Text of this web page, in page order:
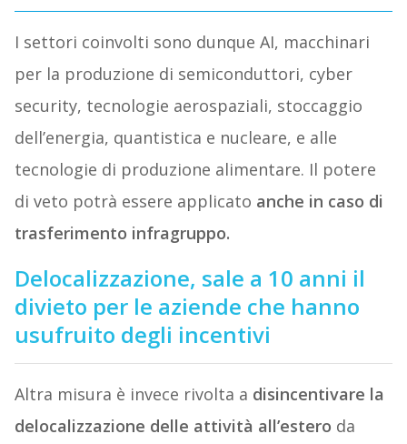
I settori coinvolti sono dunque AI, macchinari
per la produzione di semiconduttori, cyber
security, tecnologie aerospaziali, stoccaggio
dell’energia, quantistica e nucleare, e alle
tecnologie di produzione alimentare. Il potere
di veto potrà essere applicato anche in caso di
trasferimento infragruppo.
Delocalizzazione, sale a 10 anni il
divieto per le aziende che hanno
usufruito degli incentivi
Altra misura è invece rivolta a disincentivare la
delocalizzazione delle attività all’estero da